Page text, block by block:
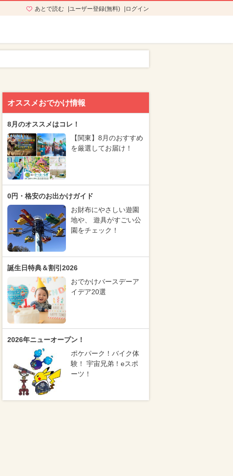
あとで読む ユーザー登録(無料) ログイン
オススメおでかけ情報
8月のオススメはコレ！
【関東】8月のおすすめ
を厳選してお届け！
0円・格安のお出かけガイド
お財布にやさしい遊園
地や、 遊具がすごい公
園をチェック！
誕生日特典＆割引2026
おでかけバースデーア
イデア20選
2026年ニューオープン！
ポケパーク！バイク体
験！ 宇宙兄弟！eスポ
ーツ！